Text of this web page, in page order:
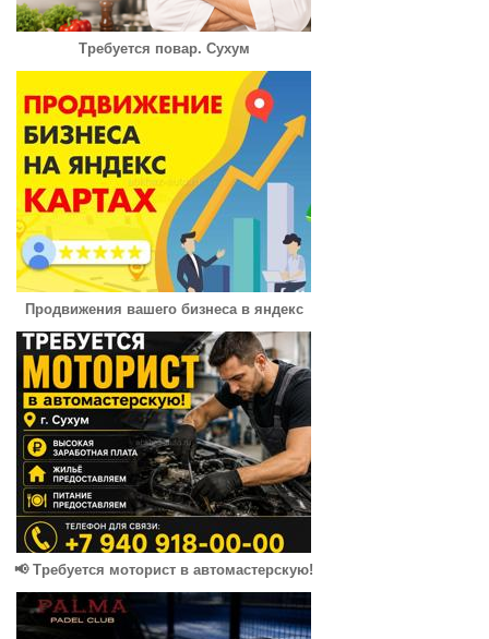
Требуется повар. Сухум
Продвижения вашего бизнеса в яндекс
📢 Требуется моторист в автомастерскую!